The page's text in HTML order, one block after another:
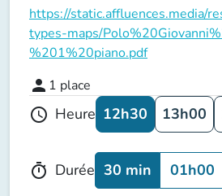
https://static.affluences.media/
types-maps/
%201%20piano.pdf
person 1 place
schedule Heure 12h30 13h00
timer Durée 30 min 01h00